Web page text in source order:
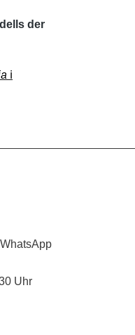
der
ℹ️
Uhr